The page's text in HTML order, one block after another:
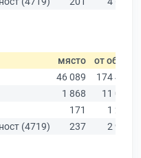
място от общо
46 089
174 403
1 868
11 009
171
1 265
(4719)
237 2 938